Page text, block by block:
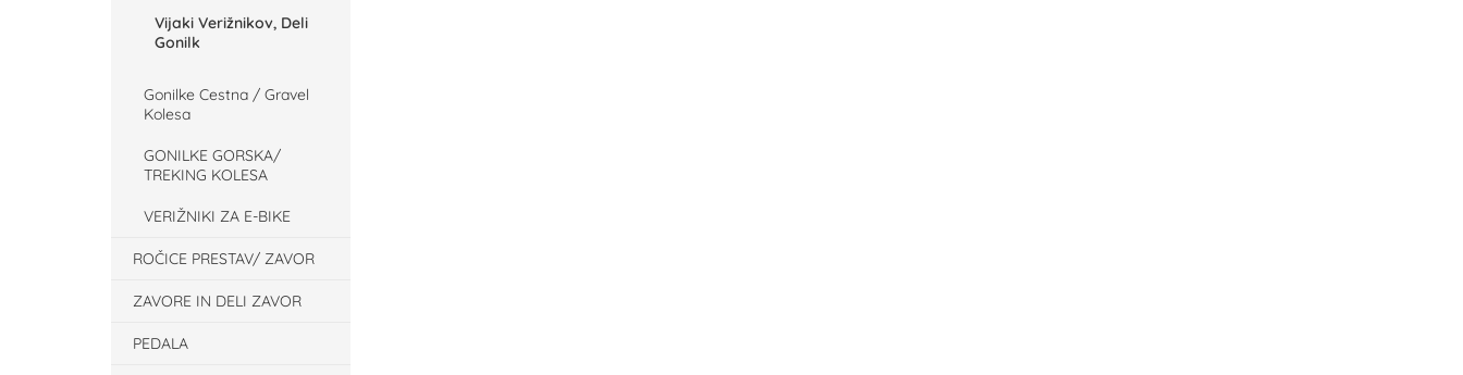
Vijaki Verižnikov, Deli
Gonilk
Gonilke Cestna / Gravel
Kolesa
GONILKE GORSKA/
TREKING KOLESA
VERIŽNIKI ZA E-BIKE
ROČICE PRESTAV/ ZAVOR
ZAVORE IN DELI ZAVOR
PEDALA